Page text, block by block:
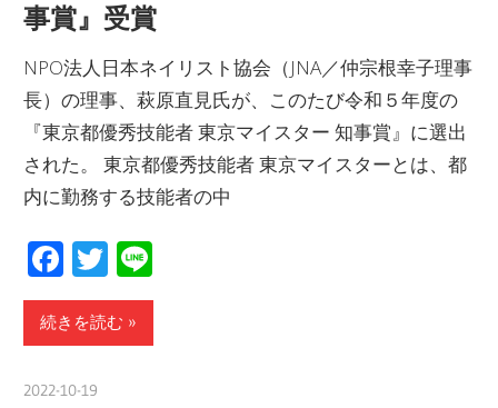
事賞』受賞
NPO法人日本ネイリスト協会（JNA／仲宗根幸子理事
長）の理事、萩原直見氏が、このたび令和５年度の
『東京都優秀技能者 東京マイスター 知事賞』に選出
された。 東京都優秀技能者 東京マイスターとは、都
内に勤務する技能者の中
Facebook
Twitter
続きを読む
2022-10-19